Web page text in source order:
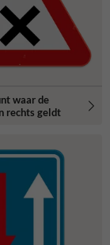
waar de
rechts geldt